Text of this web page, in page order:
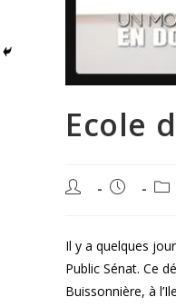
Ecole
Il y a quelques
Public Sénat. Ce
Buissonnière, à